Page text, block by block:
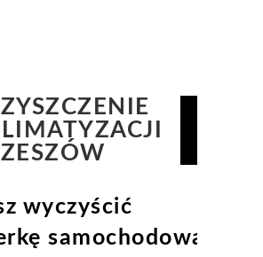
wyczyścić
samochodową